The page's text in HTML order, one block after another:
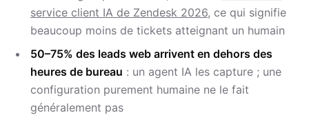
service client IA de Zendesk 2026, ce qui signifie
beaucoup moins de tickets atteignant un humain
50–75% des leads web arrivent en dehors des
heures de bureau : un agent IA les capture ; une
configuration purement humaine ne le fait
généralement pas